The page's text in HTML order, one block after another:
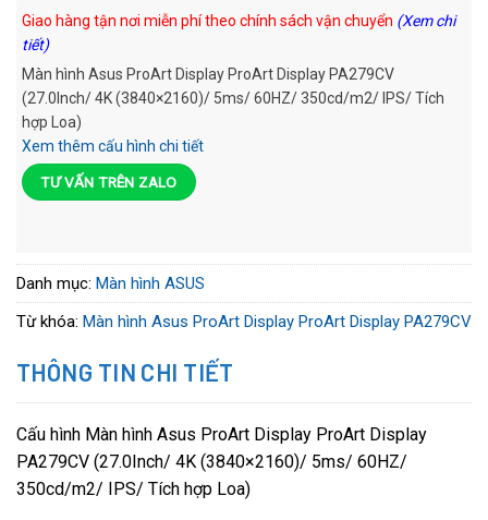
Giao hàng tận nơi miễn phí theo chính sách vận chuyển (Xem chi
tiết)
Màn hình Asus ProArt Display ProArt Display PA279CV
(27.0Inch/ 4K (3840×2160)/ 5ms/ 60HZ/ 350cd/m2/ IPS/ Tích
hợp Loa)
Xem thêm cấu hình chi tiết
TƯ VẤN TRÊN ZALO
Danh mục: Màn hình ASUS
Từ khóa: Màn hình Asus ProArt Display ProArt Display PA279CV
THÔNG TIN CHI TIẾT
Cấu hình Màn hình Asus ProArt Display ProArt Display
PA279CV (27.0Inch/ 4K (3840×2160)/ 5ms/ 60HZ/
350cd/m2/ IPS/ Tích hợp Loa)